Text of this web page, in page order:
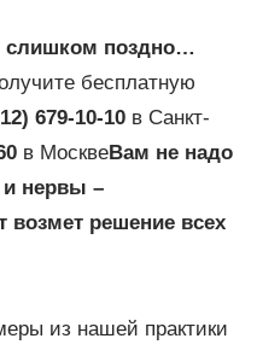
слишком поздно…
бесплатную
679-10-10в Санкт-
в МосквеВам не надо
и нервы –
решение всех
из нашей практики